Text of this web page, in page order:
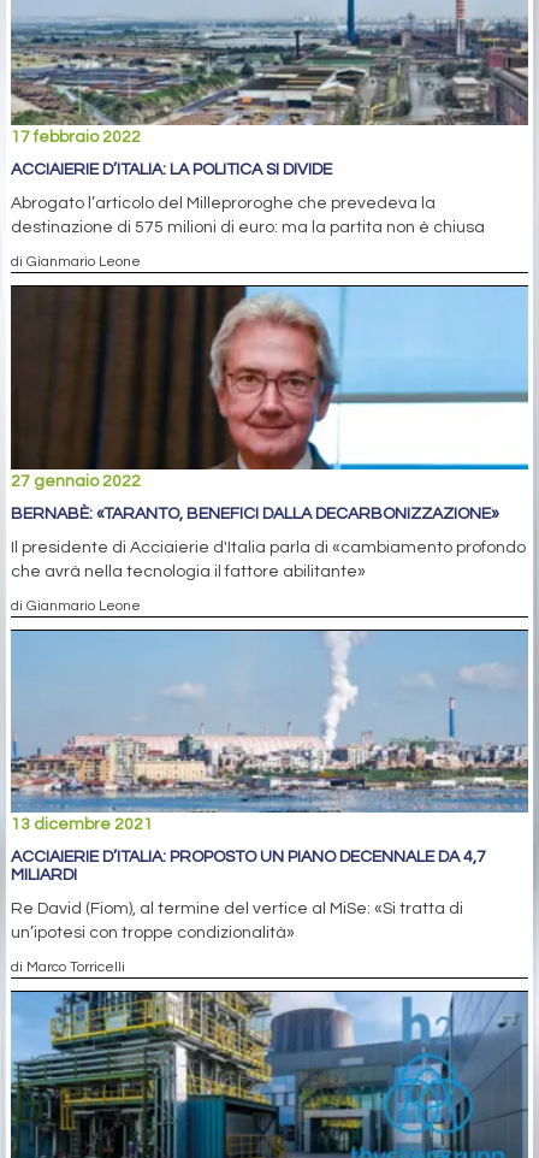
17 febbraio 2022
ACCIAIERIE D’ITALIA: LA POLITICA SI DIVIDE
Abrogato l’articolo del Milleproroghe che prevedeva la
destinazione di 575 milioni di euro: ma la partita non è chiusa
di Gianmario Leone
27 gennaio 2022
BERNABÈ: «TARANTO, BENEFICI DALLA DECARBONIZZAZIONE»
Il presidente di Acciaierie d'Italia parla di «cambiamento profondo
che avrà nella tecnologia il fattore abilitante»
di Gianmario Leone
13 dicembre 2021
ACCIAIERIE D’ITALIA: PROPOSTO UN PIANO DECENNALE DA 4,7
MILIARDI
Re David (Fiom), al termine del vertice al MiSe: «Si tratta di
un’ipotesi con troppe condizionalità»
di Marco Torricelli